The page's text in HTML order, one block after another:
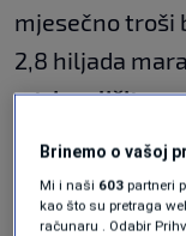
mjesečno troši
2,8 hiljada
u tri različita
najbolje
Kelly počinje
Brinemo o vašoj
Mi i naši 603 partneri
kao što su pretraga
računaru . Odabir